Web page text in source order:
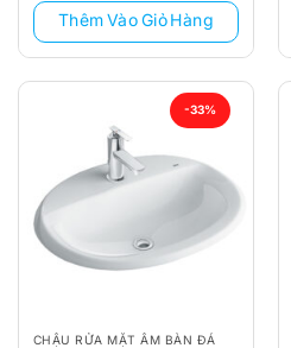
Thêm Vào Giỏ Hàng
-33%
CHẬU RỬA MẶT ÂM BÀN ĐÁ